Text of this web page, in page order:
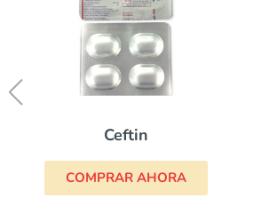
Bactrim
COMPRAR AHORA